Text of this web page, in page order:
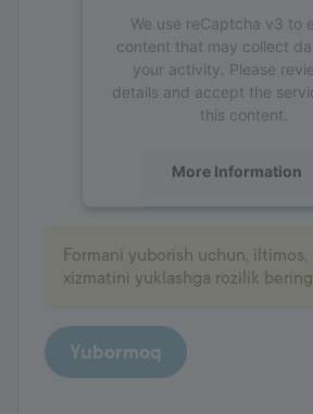
We use reCaptcha v3 to
content that may collect
your activity. Please
details and accept the
this content.
More Information
powered byUsercentrics
Management
Formani yuborish uchun, iltimos,
xizmatini yuklashga rozilik
Yubormoq